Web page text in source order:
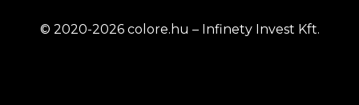
© 2020-2026 colore.hu – Infinety Invest Kft.